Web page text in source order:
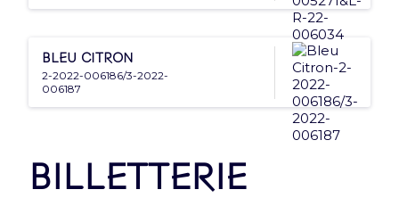
Arena news qui a tout d’essentiel !
Nos Partenaires
Bleu Citron
2-2022-006186/3-2022-
006187
Billetterie